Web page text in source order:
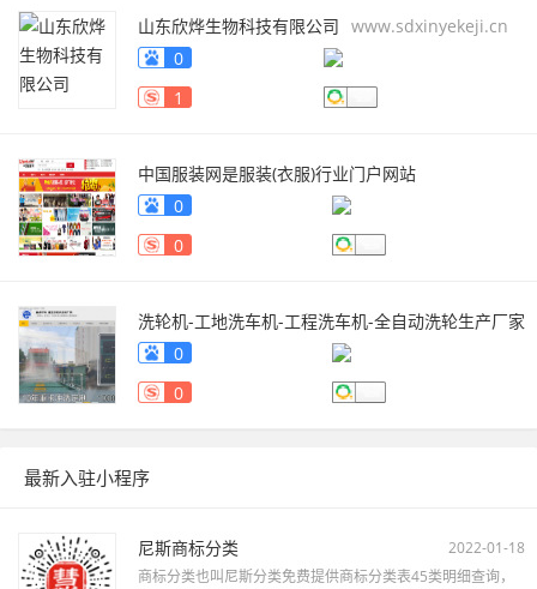
山东欣烨生物科技有限公司 www.sdxinyekeji.cn
0
1
中国服装网是服装(衣服)行业门户网站
fuzhuang.qiyeku.cn
0
0
洗轮机-工地洗车机-工程洗车机-全自动洗轮生产厂家
[鲁企环科]
www.lqhb88.com
0
0
最新入驻小程序
尼斯商标分类
2022-01-18
商标分类也叫尼斯分类免费提供商标分类表45类明细查询，